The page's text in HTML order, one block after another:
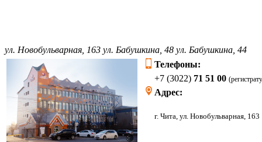
ул. Новобульварная, 163 ул. Бабушкина, 48 ул. Бабушкина, 44
Телефоны:
+7 (3022) 71 51 00
Адрес:
г. Чита, ул.